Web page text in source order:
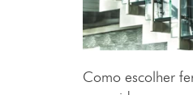
Como escolher